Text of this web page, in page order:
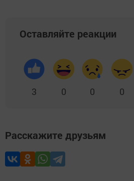
Оставляйте реакции
3 0 0 0
Расскажите друзьям